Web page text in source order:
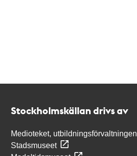
Stockholmskällan drivs av
Medioteket, utbildningsförvaltningen
Stadsmuseet